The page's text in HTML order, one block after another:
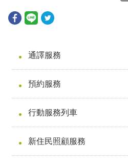
通譯服務
預約服務
行動服務列車
新住民照顧服務